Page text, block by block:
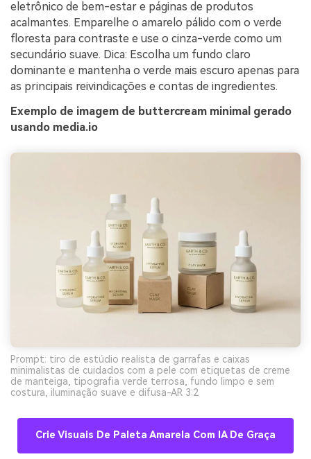
eletrônico de bem-estar e páginas de produtos
acalmantes. Emparelhe o amarelo pálido com o verde
floresta para contraste e use o cinza-verde como um
secundário suave. Dica: Escolha um fundo claro
dominante e mantenha o verde mais escuro apenas para
as principais reivindicações e contas de ingredientes.
Exemplo de imagem de buttercream minimal gerado
usando media.io
Prompt: tiro de estúdio realista de garrafas e caixas
minimalistas de cuidados com a pele com etiquetas de creme
de manteiga, tipografia verde terrosa, fundo limpo e sem
costura, iluminação suave e difusa-AR 3:2
Crie Visuais De Paleta Amarela Com IA De Graça